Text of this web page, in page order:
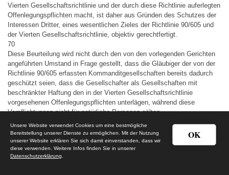
Vierten Gesellschaftsrichtlinie und der durch diese Richtlinie auferlegten
Offenlegungspflichten macht, ist daher aus Gründen des Schutzes der
Interessen Dritter, eines wesentlichen Zieles der Richtlinie 90/605 und
der Vierten Gesellschaftsrichtlinie, objektiv gerechtfertigt.
70
Diese Beurteilung wird nicht durch den von den vorlegenden Gerichten
angeführten Umstand in Frage gestellt, dass die Gläubiger der von der
Richtlinie 90/605 erfassten Kommanditgesellschaften bereits dadurch
geschützt seien, dass die Gesellschafter als Gesellschaften mit
beschränkter Haftung den in der Vierten Gesellschaftsrichtlinie
vorgesehenen Offenlegungspflichten unterlägen, während diese
Verpflichtungen nicht für natürliche Personen gälten.
71
Wie bereits in Randnummer 56 dieses Beschlusses festgestellt worden
ist, liefert die Offenlegung des Jahresabschlusses von
Kapitalgesellschaften, die die einzigen unbeschränkt haftenden
Gesellschafter einer von der Richtlinie 90/605 erfassten
OK
Unsere Website verwendet Cookies um eine bestmögliche
Bereitstellung unserer Dienste zu ermöglichen. Mit der Nutzung
unserer Website erklären Sie sich damit einverstanden, dass wir
diese verwenden. Weitere Infos finden Sie in unserer
Datenschutzerklärung